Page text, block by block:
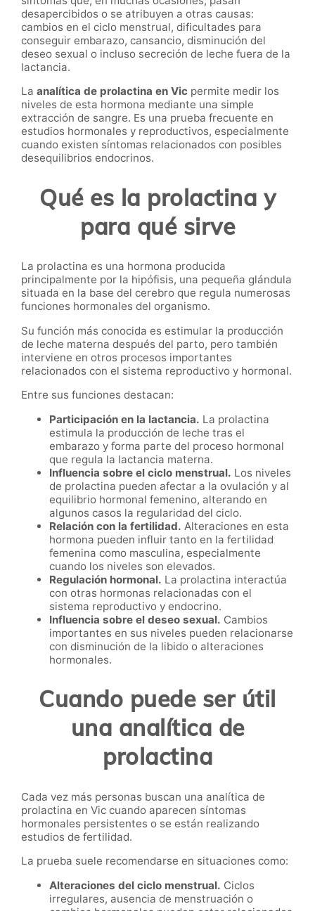
desapercibidos o se atribuyen a otras causas:
cambios en el ciclo menstrual, dificultades para
conseguir embarazo, cansancio, disminución del
deseo sexual o incluso secreción de leche fuera de la
lactancia.
La analítica de prolactina en Vic permite medir los
niveles de esta hormona mediante una simple
extracción de sangre. Es una prueba frecuente en
estudios hormonales y reproductivos, especialmente
cuando existen síntomas relacionados con posibles
desequilibrios endocrinos.
Qué es la prolactina y
para qué sirve
La prolactina es una hormona producida
principalmente por la hipófisis, una pequeña glándula
situada en la base del cerebro que regula numerosas
funciones hormonales del organismo.
Su función más conocida es estimular la producción
de leche materna después del parto, pero también
interviene en otros procesos importantes
relacionados con el sistema reproductivo y hormonal.
Entre sus funciones destacan:
Participación en la lactancia. La prolactina
estimula la producción de leche tras el
embarazo y forma parte del proceso hormonal
que regula la lactancia materna.
Influencia sobre el ciclo menstrual. Los niveles
de prolactina pueden afectar a la ovulación y al
equilibrio hormonal femenino, alterando en
algunos casos la regularidad del ciclo.
Relación con la fertilidad. Alteraciones en esta
hormona pueden influir tanto en la fertilidad
femenina como masculina, especialmente
cuando los niveles son elevados.
Regulación hormonal. La prolactina interactúa
con otras hormonas relacionadas con el
sistema reproductivo y endocrino.
Influencia sobre el deseo sexual. Cambios
importantes en sus niveles pueden relacionarse
con disminución de la libido o alteraciones
hormonales.
Cuando puede ser útil
una analítica de
prolactina
Cada vez más personas buscan una analítica de
prolactina en Vic cuando aparecen síntomas
hormonales persistentes o se están realizando
estudios de fertilidad.
La prueba suele recomendarse en situaciones como:
Alteraciones del ciclo menstrual. Ciclos
irregulares, ausencia de menstruación o